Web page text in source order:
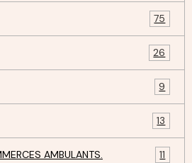
75
26
9
13
AMBULANTS. 11